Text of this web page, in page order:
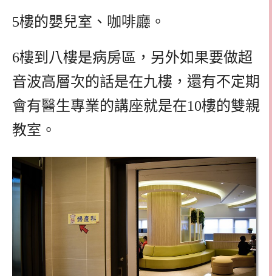
5樓的嬰兒室、咖啡廳。
6樓到八樓是病房區，另外如果要做超
音波高層次的話是在九樓，還有不定期
會有醫生專業的講座就是在10樓的雙親
教室。